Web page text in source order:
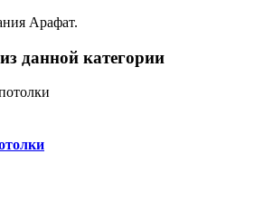
Арафат.
данной категории